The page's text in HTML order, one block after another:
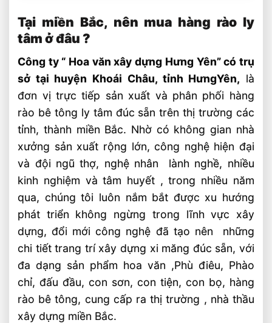
đâu ?
Hàng rào ly tâm đúc sẵn, những điểm vượt
trội
Hàng rào ly tâm đúc sẵn, điểm khác biệt
Những kiểu mẫu hàng rào ly tâm đẹp nhất
hiện nay.
1.Hàng rào trúc sen
2.Hàng rào Vệ binh
3.Hàng rào trụ tháp
4.Hàng rào Công tước
5.Hàng rào lục giác
5.Hàng rào Vệ Sĩ
5.Hàng rào Thiên ý
5.Hàng rào lá gió
Bài Viết Liên Quan
Tại miền Bắc, nên mua hàng rào ly
tâm ở đâu ?
Công ty “ Hoa văn xây dựng Hưng Yên” có trụ
sở tại huyện Khoái Châu, tỉnh HưngYên, là
đơn vị trực tiếp sản xuất và phân phối hàng
rào bê tông ly tâm đúc sẵn trên thị trường các
tỉnh, thành miền Bắc. Nhờ có không gian nhà
xưởng sản xuất rộng lớn, công nghệ hiện đại
và đội ngũ thợ, nghệ nhân lành nghề, nhiều
kinh nghiệm và tâm huyết , trong nhiều năm
qua, chúng tôi luôn nắm bắt được xu hướng
phát triển không ngừng trong lĩnh vực xây
dựng, đổi mới công nghệ đã tạo nên những
chi tiết trang trí xây dựng xi măng đúc sẵn, với
đa dạng sản phẩm hoa văn ,Phù điêu, Phào
chỉ, đấu đầu, con sơn, con tiện, con bọ, hàng
rào bê tông, cung cấp ra thị trường , nhà thầu
xây dựng miền Bắc.